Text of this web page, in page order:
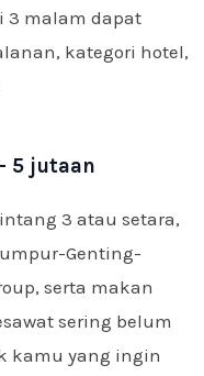
3 malam dapat
kategori hotel,
5 jutaan
3 atau setara,
Genting-
serta makan
sering belum
kamu yang ingin